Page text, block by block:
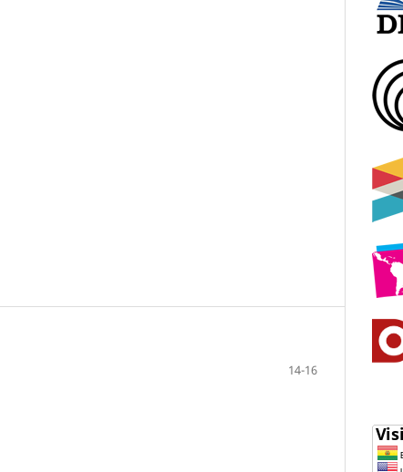
14-16